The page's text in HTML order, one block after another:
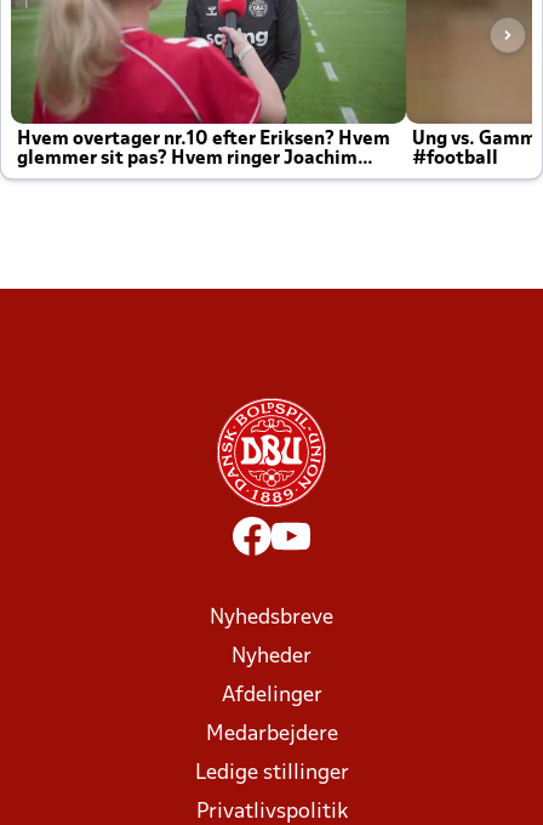
Hvem overtager nr.10 efter Eriksen? Hvem
glemmer sit pas? Hvem ringer Joachim
altid til efter kampe?
Ung vs.
#football
Nyhedsbreve
Nyheder
Afdelinger
Medarbejdere
Ledige stillinger
Privatlivspolitik